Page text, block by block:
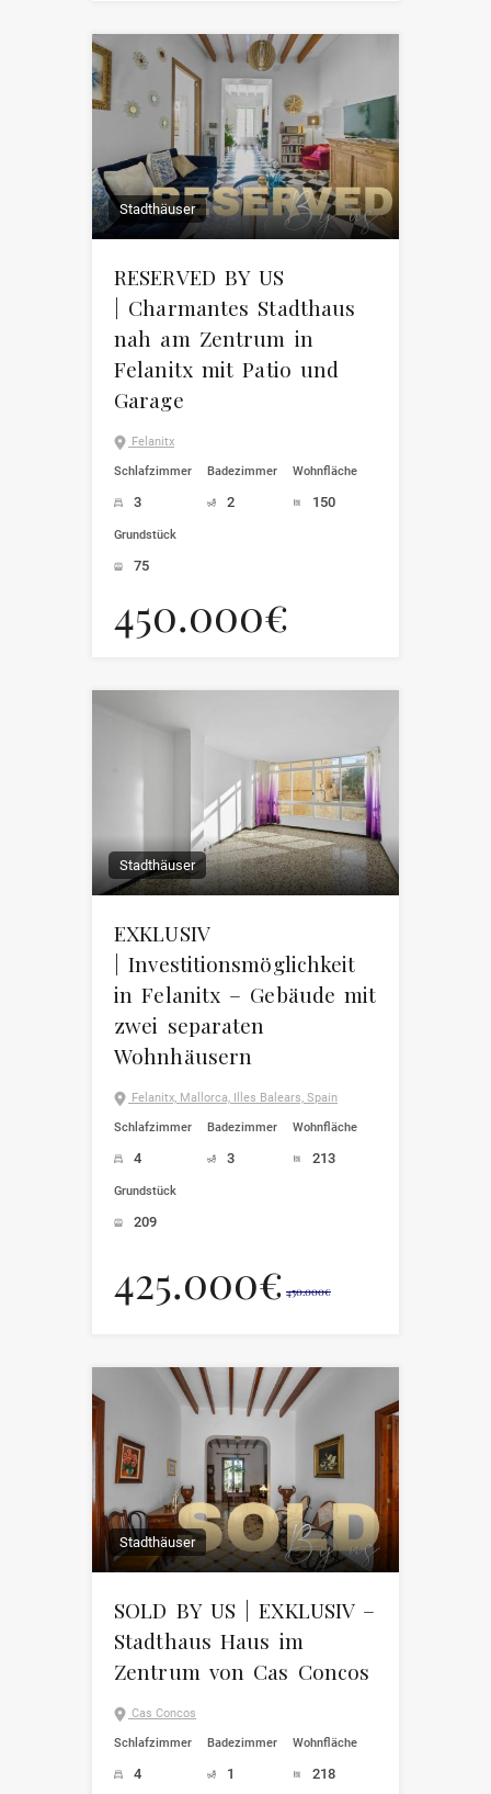
Stadthäuser
RESERVED BY US
| Charmantes Stadthaus
nah am Zentrum in
Felanitx mit Patio und
Garage
Felanitx
Schlafzimmer
3
Badezimmer
2
Wohnfläche
150
Grundstück
75
450.000€
Stadthäuser
EXKLUSIV
| Investitionsmöglichkeit
in Felanitx – Gebäude mit
zwei separaten
Wohnhäusern
Felanitx, Mallorca, Illes Balears, Spain
Schlafzimmer
4
Badezimmer
3
Wohnfläche
213
Grundstück
209
425.000€ 450.000€
Stadthäuser
SOLD BY US | EXKLUSIV –
Stadthaus Haus im
Zentrum von Cas Concos
Cas Concos
Schlafzimmer
4
Badezimmer
1
Wohnfläche
218